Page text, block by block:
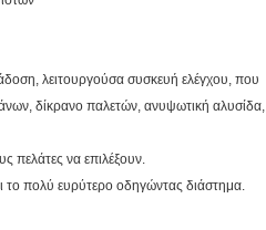
λειτουργούσα συσκευή ελέγχου, που
δίκρανο παλετών, ανυψωτική αλυσίδα,
πελάτες να επιλέξουν.
το πολύ ευρύτερο οδηγώντας διάστημα.